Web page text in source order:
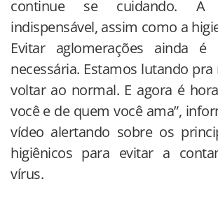
continue se cuidando. A
indispensável, assim como a
Evitar aglomerações ainda é
necessária. Estamos lutando pra
voltar ao normal. E agora é
você e de quem você ama”,
vídeo alertando sobre os
higiênicos para evitar a
vírus.